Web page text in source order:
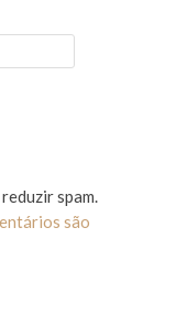
spam.
são